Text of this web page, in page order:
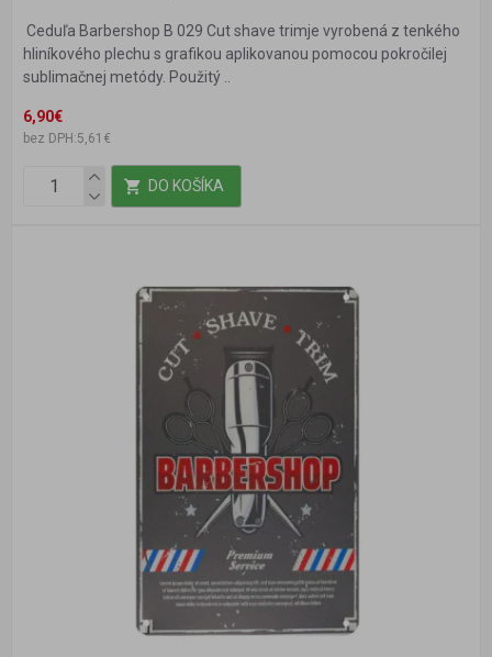
Ceduľa Barbershop B 029 Cut shave trimje vyrobená z tenkého
hliníkového plechu s grafikou aplikovanou pomocou pokročilej
sublimačnej metódy. Použitý ..
6,90€
bez DPH:5,61€
DO KOŠÍKA